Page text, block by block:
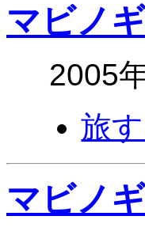
マビノ
2005
旅
マビノ